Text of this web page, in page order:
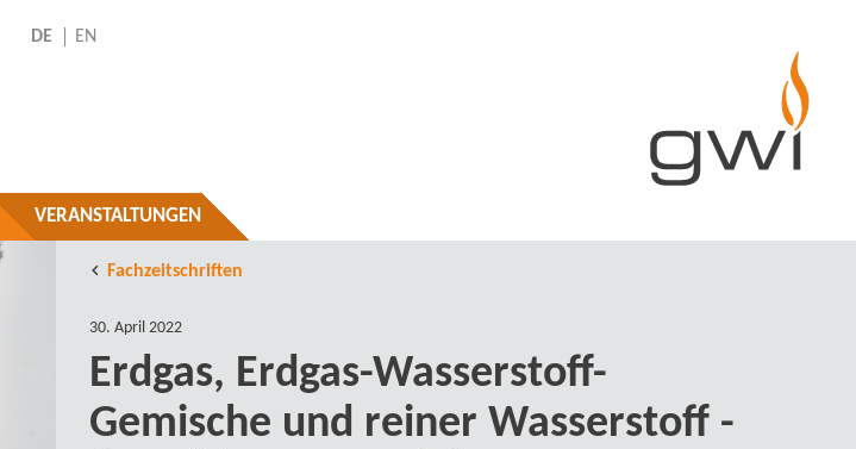
DE EN
VERANSTALTUNGEN
Fachzeitschriften
30. April 2022
Erdgas, Erdgas-​Wasserstoff-
Gemische und reiner Wasserstoff -